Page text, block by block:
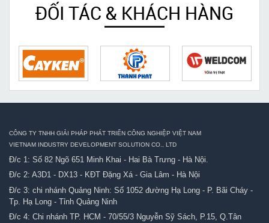
ĐỐI TÁC & KHÁCH HÀNG
CÔNG TY TNHH GIẢI PHÁP PHÁT TRIỂN CÔNG NGHIỆP VIỆT NAM
VIETNAM INDUSTRY DEVELOPMENT SOLUTION CO., LTD
Đ/c 1: Số 82 Ngõ 651 Minh Khai - Hai Bà Trưng - Hà Nội.
Đ/c 2: A3D1 - DX13 - KĐT Đặng Xá - Gia Lâm - Hà Nội
Đ/c 3: chi nhánh Quảng Ninh: Số 1052 đường Hạ Long - P. Bãi Cháy -
Tp. Hạ Long - Tỉnh Quảng Ninh
Đ/c 4: Chi nhánh TP. HCM - 70/55/3 Nguyễn Sỹ Sách, P.15, Q.Tân